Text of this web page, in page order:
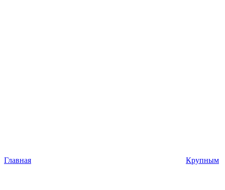
Главная Крупным